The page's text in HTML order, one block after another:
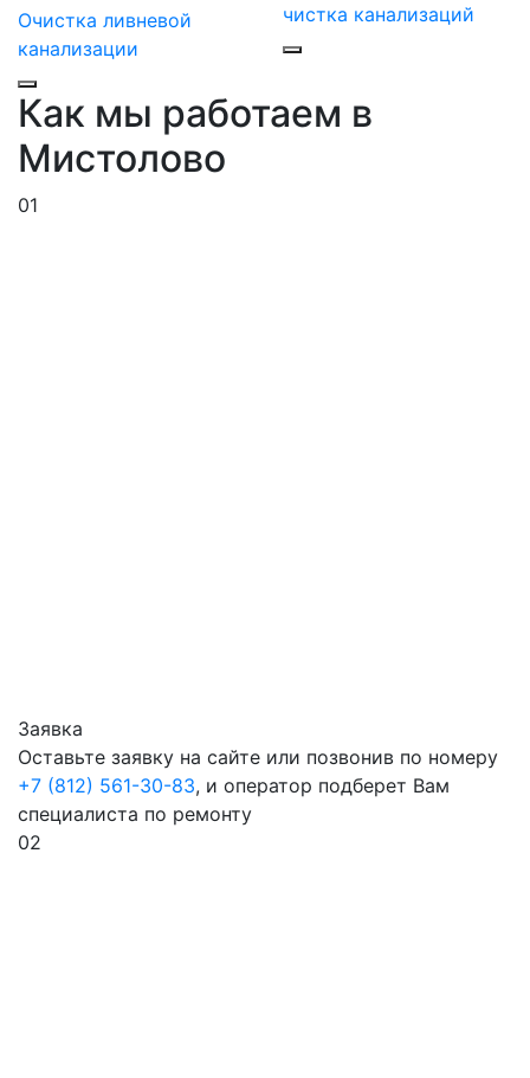
Очистка ливневой
канализации
чистка канализаций
Как мы работаем в
Мистолово
01
Заявка
Оставьте заявку на сайте или позвонив по номеру
+7 (812) 561-30-83, и оператор подберет Вам
специалиста по ремонту
02